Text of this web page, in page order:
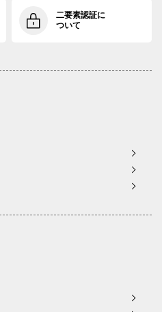
二要素認証に
ついて